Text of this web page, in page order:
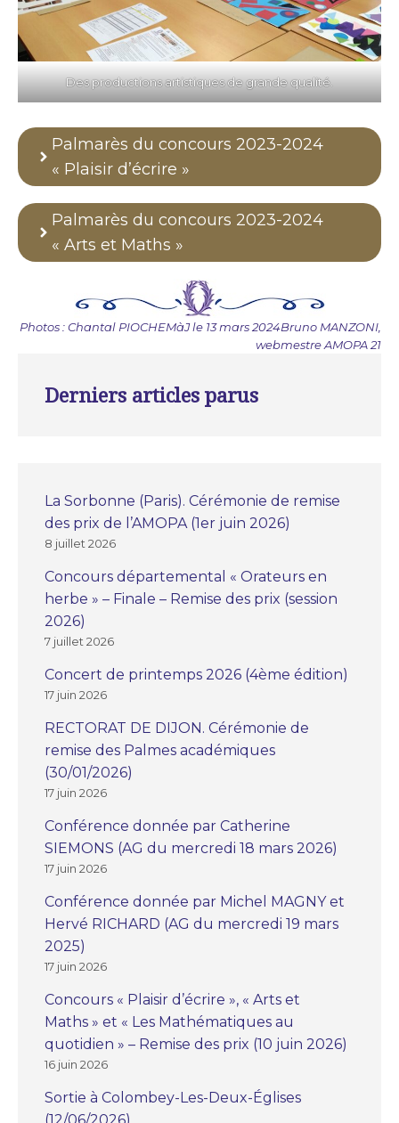
Des productions artistiques de grande qualité.
Palmarès du concours 2023-2024
« Plaisir d’écrire »
Palmarès du concours 2023-2024
« Arts et Maths »
Photos : Chantal PIOCHEMàJ le 13 mars 2024Bruno MANZONI,
webmestre AMOPA 21
Derniers articles parus
La Sorbonne (Paris). Cérémonie de remise
des prix de l’AMOPA (1er juin 2026)
8 juillet 2026
Concours départemental « Orateurs en
herbe » – Finale – Remise des prix (session
2026)
7 juillet 2026
Concert de printemps 2026 (4ème édition)
17 juin 2026
RECTORAT DE DIJON. Cérémonie de
remise des Palmes académiques
(30/01/2026)
17 juin 2026
Conférence donnée par Catherine
SIEMONS (AG du mercredi 18 mars 2026)
17 juin 2026
Conférence donnée par Michel MAGNY et
Hervé RICHARD (AG du mercredi 19 mars
2025)
17 juin 2026
Concours « Plaisir d’écrire », « Arts et
Maths » et « Les Mathématiques au
quotidien » – Remise des prix (10 juin 2026)
16 juin 2026
Sortie à Colombey-Les-Deux-Églises